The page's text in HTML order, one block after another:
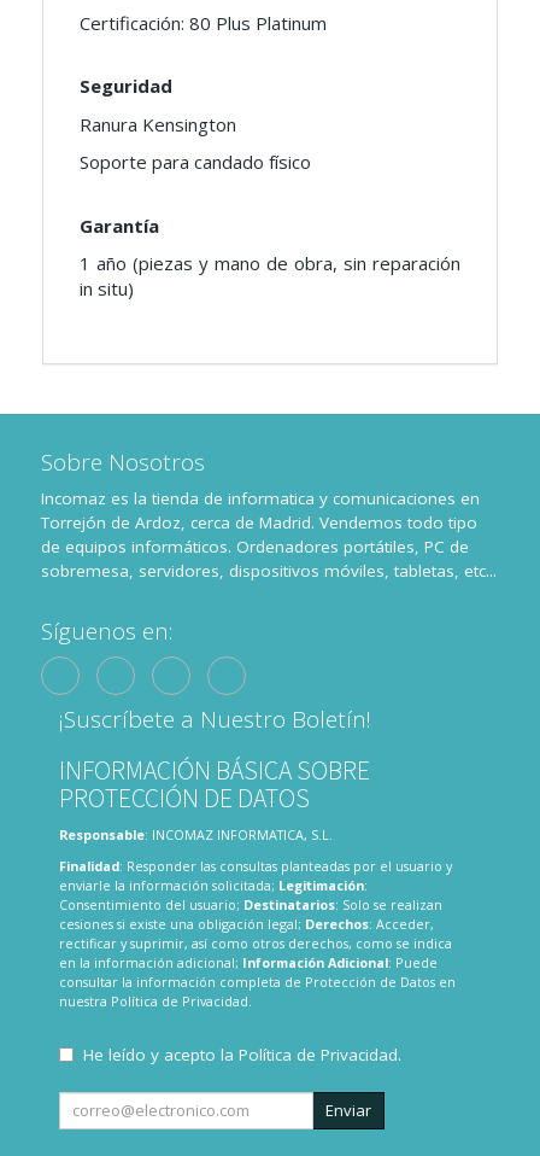
Certificación: 80 Plus Platinum
Seguridad
Ranura Kensington
Soporte para candado físico
Garantía
1 año (piezas y mano de obra, sin reparación
in situ)
Sobre Nosotros
Incomaz es la tienda de informatica y comunicaciones en
Torrejón de Ardoz, cerca de Madrid. Vendemos todo tipo
de equipos informáticos. Ordenadores portátiles, PC de
sobremesa, servidores, dispositivos móviles, tabletas, etc...
Síguenos en:
¡Suscríbete a Nuestro Boletín!
INFORMACIÓN BÁSICA SOBRE
PROTECCIÓN DE DATOS
Responsable: INCOMAZ INFORMATICA, S.L.
Finalidad: Responder las consultas planteadas por el usuario y
enviarle la información solicitada; Legitimación:
Consentimiento del usuario; Destinatarios: Solo se realizan
cesiones si existe una obligación legal; Derechos: Acceder,
rectificar y suprimir, así como otros derechos, como se indica
en la información adicional; Información Adicional: Puede
consultar la información completa de Protección de Datos en
nuestra Política de Privacidad.
He leído y acepto la Política de Privacidad.
Enviar